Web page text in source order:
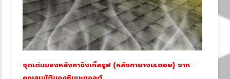
จุดเด่นของหลังคาชิงเกิ้ลรูฟ (หลังคายางมะตอย) จาก